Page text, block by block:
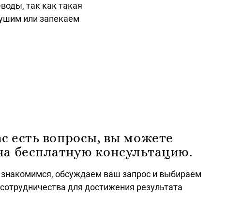
так как такая
или запекаем
есть вопросы, вы можете
бесплатную консультацию.
обсуждаем ваш запрос и выбираем
для достижения результата